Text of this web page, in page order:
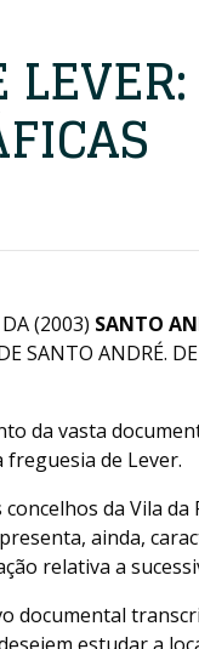
(2003) SANTO
SANTO ANDRÉ.
da vasta
de Lever.
da Vila da
ainda,
relativa a
documental